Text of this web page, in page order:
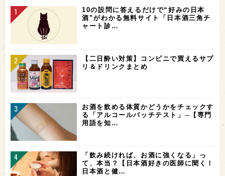
10の設問に答えるだけで“好みの日本
酒”がわかる無料サイト「日本酒三角チ
ャート診…
【二日酔い対策】コンビニで買えるサプ
リ＆ドリンクまとめ
お酒を飲める体質かどうかをチェックす
る「アルコールパッチテスト」─【専門
用語を知…
「飲み続ければ、お酒に強くなる」っ
て、本当？【日本酒好きの医師に聞く！
日本酒と健…